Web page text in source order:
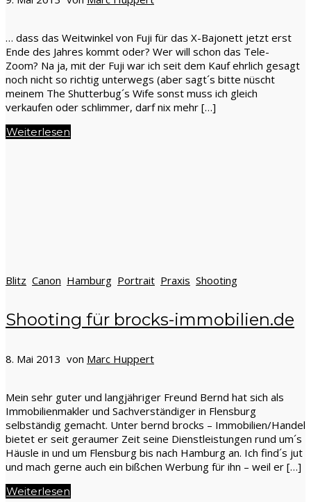
… dass das Weitwinkel von Fuji für das X-Bajonett jetzt erst
Ende des Jahres kommt oder? Wer will schon das Tele-
Zoom? Na ja, mit der Fuji war ich seit dem Kauf ehrlich gesagt
noch nicht so richtig unterwegs (aber sagt´s bitte nüscht
meinem The Shutterbug´s Wife sonst muss ich gleich
verkaufen oder schlimmer, darf nix mehr […]
Weiterlesen
Blitz Canon Hamburg Portrait Praxis Shooting
Shooting für brocks-immobilien.de
8. Mai 2013 von Marc Huppert
Mein sehr guter und langjähriger Freund Bernd hat sich als
Immobilienmakler und Sachverständiger in Flensburg
selbständig gemacht. Unter bernd brocks – Immobilien/Handel
bietet er seit geraumer Zeit seine Dienstleistungen rund um´s
Häusle in und um Flensburg bis nach Hamburg an. Ich find´s jut
und mach gerne auch ein bißchen Werbung für ihn – weil er […]
Weiterlesen